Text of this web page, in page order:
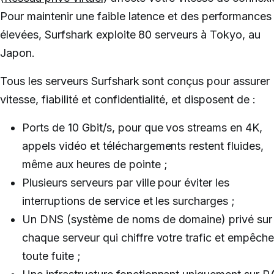
Pour maintenir une faible latence et des performances
élevées, Surfshark exploite 80 serveurs à Tokyo, au
Japon.
Tous les serveurs Surfshark sont conçus pour assurer
vitesse, fiabilité et confidentialité, et disposent de :
Ports de 10 Gbit/s, pour que vos streams en 4K,
appels vidéo et téléchargements restent fluides,
même aux heures de pointe ;
Plusieurs serveurs par ville pour éviter les
interruptions de service et les surcharges ;
Un DNS (système de noms de domaine) privé sur
chaque serveur qui chiffre votre trafic et empêche
toute fuite ;